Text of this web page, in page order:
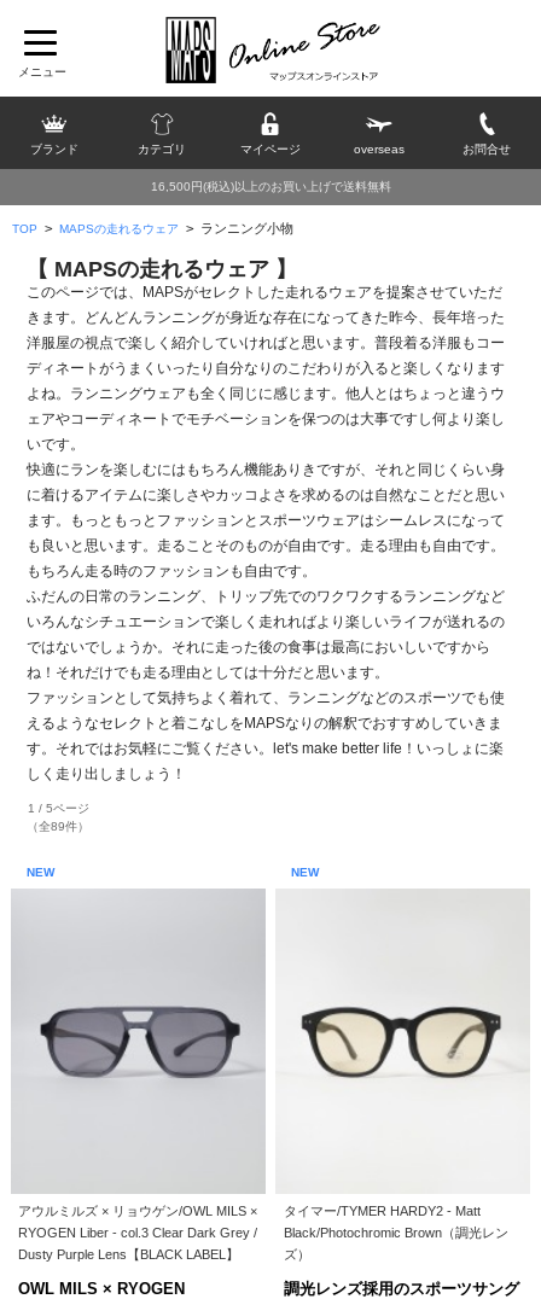
ブランド カテゴリ マイページ overseas お問合せ
16,500円(税込)以上のお買い上げで送料無料
TOP > MAPSの走れるウェア > ランニング小物
【 MAPSの走れるウェア 】
このページでは、MAPSがセレクトした走れるウェアを提案させていただ
きます。どんどんランニングが身近な存在になってきた昨今、長年培った
洋服屋の視点で楽しく紹介していければと思います。普段着る洋服もコー
ディネートがうまくいったり自分なりのこだわりが入ると楽しくなります
よね。ランニングウェアも全く同じに感じます。他人とはちょっと違うウ
ェアやコーディネートでモチベーションを保つのは大事ですし何より楽し
いです。
快適にランを楽しむにはもちろん機能ありきですが、それと同じくらい身
に着けるアイテムに楽しさやカッコよさを求めるのは自然なことだと思い
ます。もっともっとファッションとスポーツウェアはシームレスになって
も良いと思います。走ることそのものが自由です。走る理由も自由です。
もちろん走る時のファッションも自由です。
ふだんの日常のランニング、トリップ先でのワクワクするランニングなど
いろんなシチュエーションで楽しく走れればより楽しいライフが送れるの
ではないでしょうか。それに走った後の食事は最高においしいですから
ね！それだけでも走る理由としては十分だと思います。
ファッションとして気持ちよく着れて、ランニングなどのスポーツでも使
えるようなセレクトと着こなしをMAPSなりの解釈でおすすめしていきま
す。それではお気軽にご覧ください。let's make better life！いっしょに楽
しく走り出しましょう！
1 / 5ページ
（全89件）
NEW
アウルミルズ × リョウゲン/OWL MILS ×
RYOGEN Liber - col.3 Clear Dark Grey /
Dusty Purple Lens【BLACK LABEL】
OWL MILS × RYOGEN
NEW
タイマー/TYMER HARDY2 - Matt
Black/Photochromic Brown（調光レン
ズ）
調光レンズ採用のスポーツサング